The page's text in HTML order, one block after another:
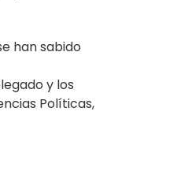
han sabido
y los
Políticas,